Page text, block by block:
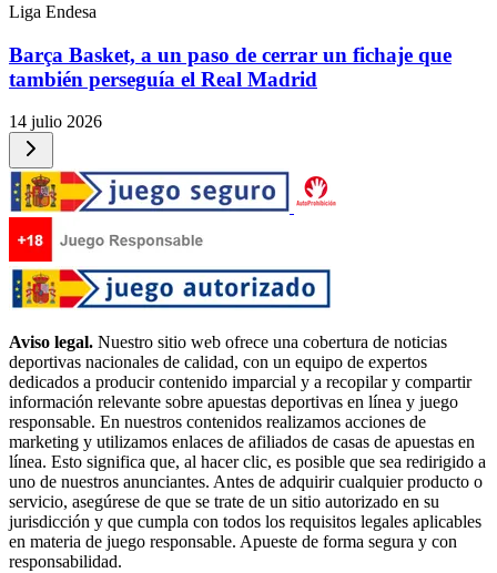
Liga Endesa
Barça Basket, a un paso de cerrar un fichaje que
también perseguía el Real Madrid
14 julio 2026
Aviso legal. Nuestro sitio web ofrece una cobertura de noticias
deportivas nacionales de calidad, con un equipo de expertos
dedicados a producir contenido imparcial y a recopilar y compartir
información relevante sobre apuestas deportivas en línea y juego
responsable. En nuestros contenidos realizamos acciones de
marketing y utilizamos enlaces de afiliados de casas de apuestas en
línea. Esto significa que, al hacer clic, es posible que sea redirigido a
uno de nuestros anunciantes. Antes de adquirir cualquier producto o
servicio, asegúrese de que se trate de un sitio autorizado en su
jurisdicción y que cumpla con todos los requisitos legales aplicables
en materia de juego responsable. Apueste de forma segura y con
responsabilidad.